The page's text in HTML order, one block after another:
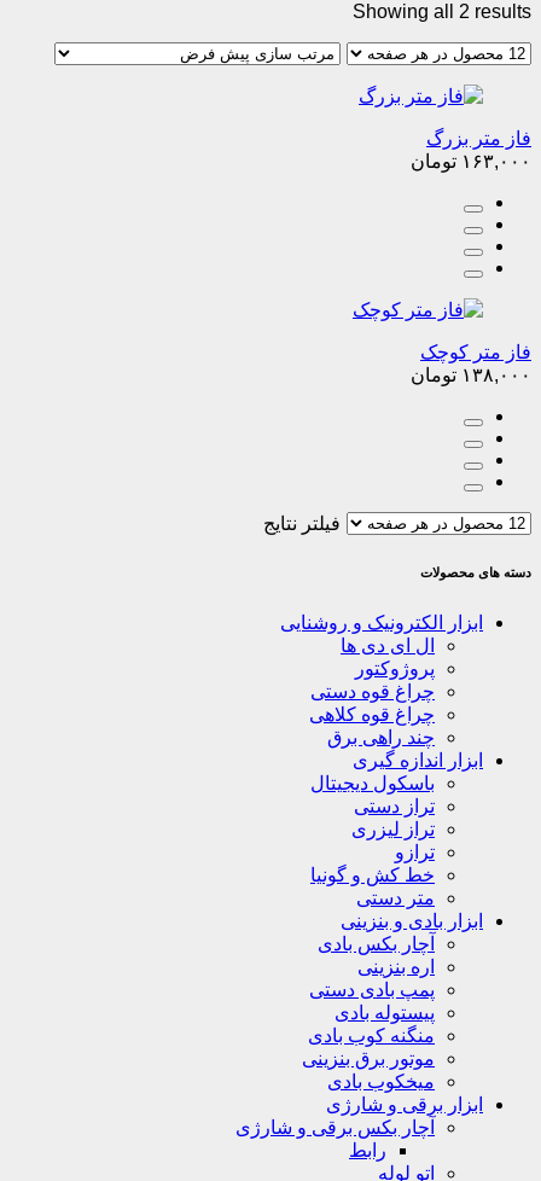
Showing all 2 results
فاز متر بزرگ
۱۶۳,۰۰۰ تومان
فاز متر کوچک
۱۳۸,۰۰۰ تومان
فیلتر نتایج
دسته های محصولات
ابزار الکترونیک و روشنایی
ال ای دی ها
پروژوکتور
چراغ قوه دستی
چراغ قوه کلاهی
چند راهی برق
ابزار اندازه گیری
باسکول دیجیتال
تراز دستی
تراز لیزری
ترازو
خط کش و گونیا
متر دستی
ابزار بادی و بنزینی
آچار بکس بادی
اره بنزینی
پمپ بادی دستی
پیستوله بادی
منگنه کوب بادی
موتور برق بنزینی
میخکوب بادی
ابزار برقی و شارژی
آچار بکس برقی و شارژی
رابط
اتو لوله